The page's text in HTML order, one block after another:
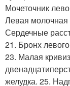
Мочеточник
Левая молочная
Сердечные
21. Бронх
23. Малая
желудка. 25.